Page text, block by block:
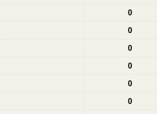
0
0
0
0
0
0